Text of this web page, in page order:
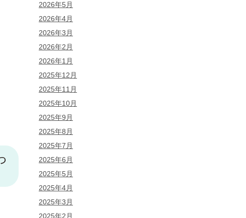
2026年5月
2026年4月
2026年3月
2026年2月
2026年1月
2025年12月
2025年11月
2025年10月
2025年9月
2025年8月
2025年7月
2025年6月
2025年5月
2025年4月
2025年3月
2025年2月